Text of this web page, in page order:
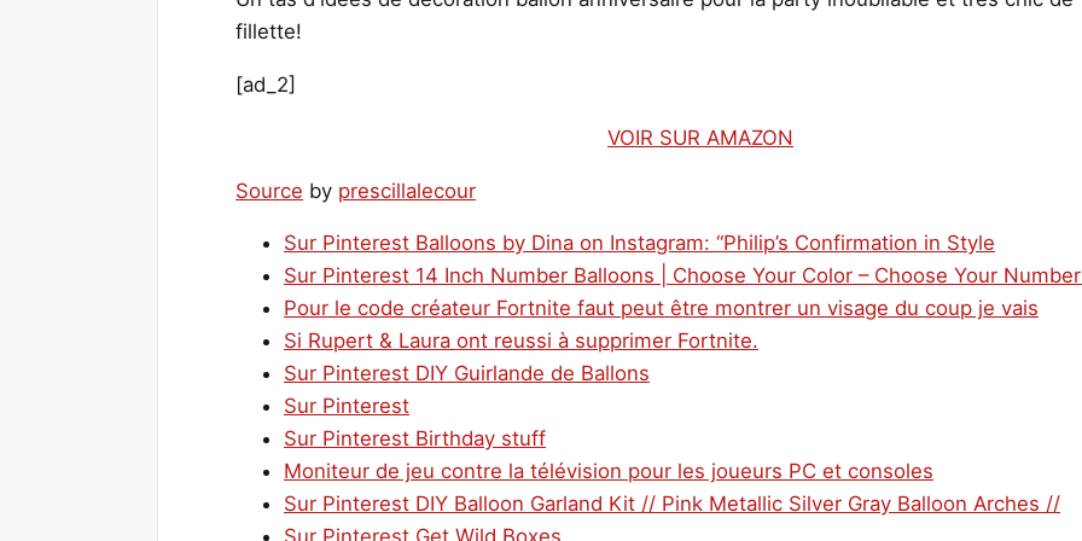
fillette!
[ad_2]
VOIR SUR AMAZON
Source by prescillalecour
Sur Pinterest Balloons by Dina on Instagram: “Philip’s Confirmation in Style
Sur Pinterest 14 Inch Number Balloons | Choose Your Color – Choose Your
Pour le code créateur Fortnite faut peut être montrer un visage du coup je vais
Si Rupert & Laura ont reussi à supprimer Fortnite.
Sur Pinterest DIY Guirlande de Ballons
Sur Pinterest
Sur Pinterest Birthday stuff
Moniteur de jeu contre la télévision pour les joueurs PC et consoles
Sur Pinterest DIY Balloon Garland Kit // Pink Metallic Silver Gray Balloon Arches //